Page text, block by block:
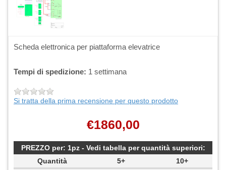
Scheda elettronica per piattaforma elevatrice
Tempi di spedizione: 1 settimana
Si tratta della prima recensione per questo prodotto
€1860,00
PREZZO per: 1pz - Vedi tabella per quantità superiori:
Quantità
5+
10+